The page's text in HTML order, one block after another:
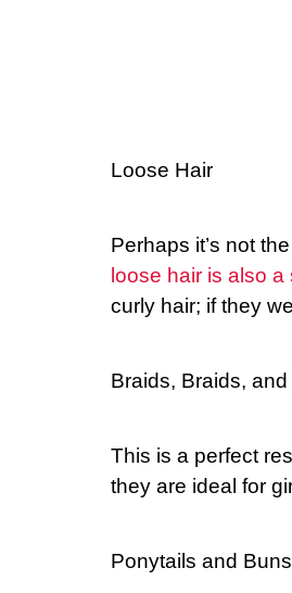
Loose Hair
Perhaps it’s not
loose hair is also
curly hair; if they
Braids, Braids,
This is a perfect
they are ideal for
Ponytails and Buns